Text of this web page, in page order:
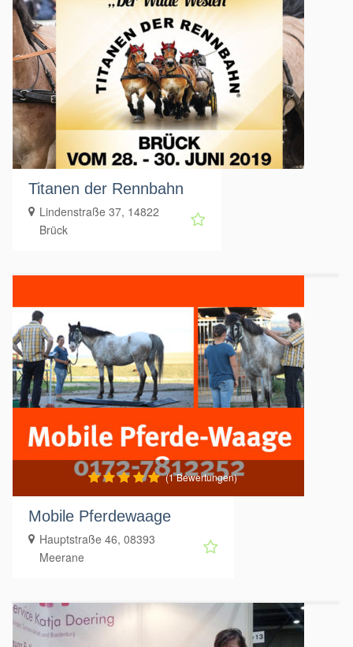
Titanen der Rennbahn
Lindenstraße 37, 14822
Brück
(1 Bewertungen)
Mobile Pferdewaage
Hauptstraße 46, 08393
Meerane